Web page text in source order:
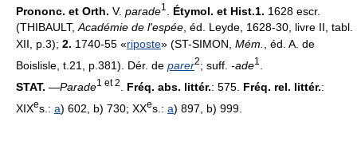
Prononc. et Orth. V. parade1 Étymol. et Hist.1. 1628 escr.
(THIBAULT,Académie de l'espée, éd. Leyde, 1628-30, livre II, tabl.
XII, p.3); 2. 1740-55 «riposte» (ST-SIMON, Mém., éd. A. de
Boislisle, t.21, p.381). Dér. de parer2; suff. -ade1
STAT. —Parade1 et 2 Fréq. abs. littér.: 575. Fréq. rel. littér.:
XIXes.: a) 602, b) 730; XXes.: a) 897, b) 999.